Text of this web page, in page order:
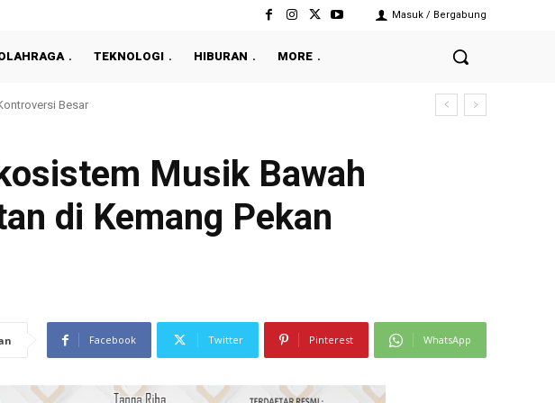
Masuk / Bergabung
TEKNOLOGI HIBURAN MORE
Besar
Musik Bawah
di Kemang Pekan
Facebook Twitter Pinterest WhatsApp